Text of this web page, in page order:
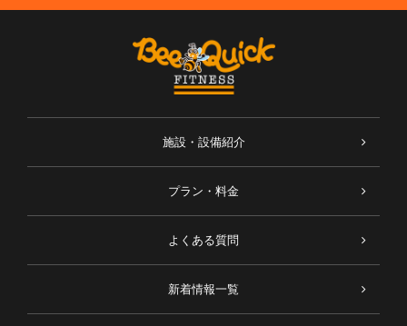
施設・設備紹介
プラン・料金
よくある質問
新着情報一覧